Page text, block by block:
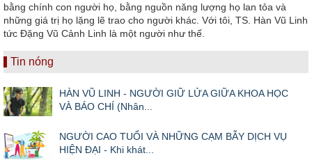
bằng chính con người họ, bằng nguồn năng lượng họ lan tỏa và
những giá trị họ lặng lẽ trao cho người khác. Với tôi, TS. Hàn Vũ Linh
tức Đặng Vũ Cảnh Linh là một người như thế.
Tin nóng
HÀN VŨ LINH - NGƯỜI GIỮ LỬA GIỮA KHOA HỌC
VÀ BÁO CHÍ (Nhân...
NGƯỜI CAO TUỔI VÀ NHỮNG CẠM BẪY DỊCH VỤ
HIỆN ĐẠI - Khi khát...